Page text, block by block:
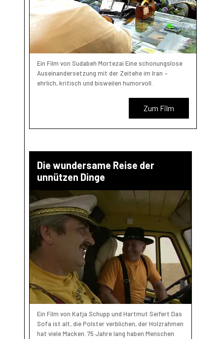
Ein Film von Sudabeh Mortezai Eine schonungslose
Auseinandersetzung mit der Zeitehe im Iran –
ehrlich, kritisch und bisweilen humorvoll.
Zum Film
Die wundersame Reise der
unnützen Dinge
Ein Film von Katja Schupp und Hartmut Seifert Das
Sofa ist alt, die Polster verblichen, der Holzrahmen
hat viele Macken. 75 Jahre lang haben Menschen